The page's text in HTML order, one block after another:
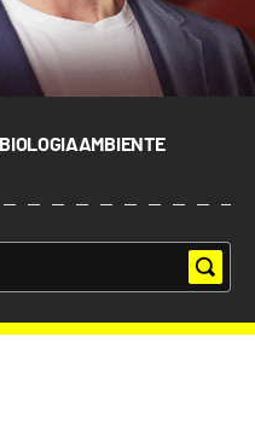
BIOLOGIAAMBIENTE